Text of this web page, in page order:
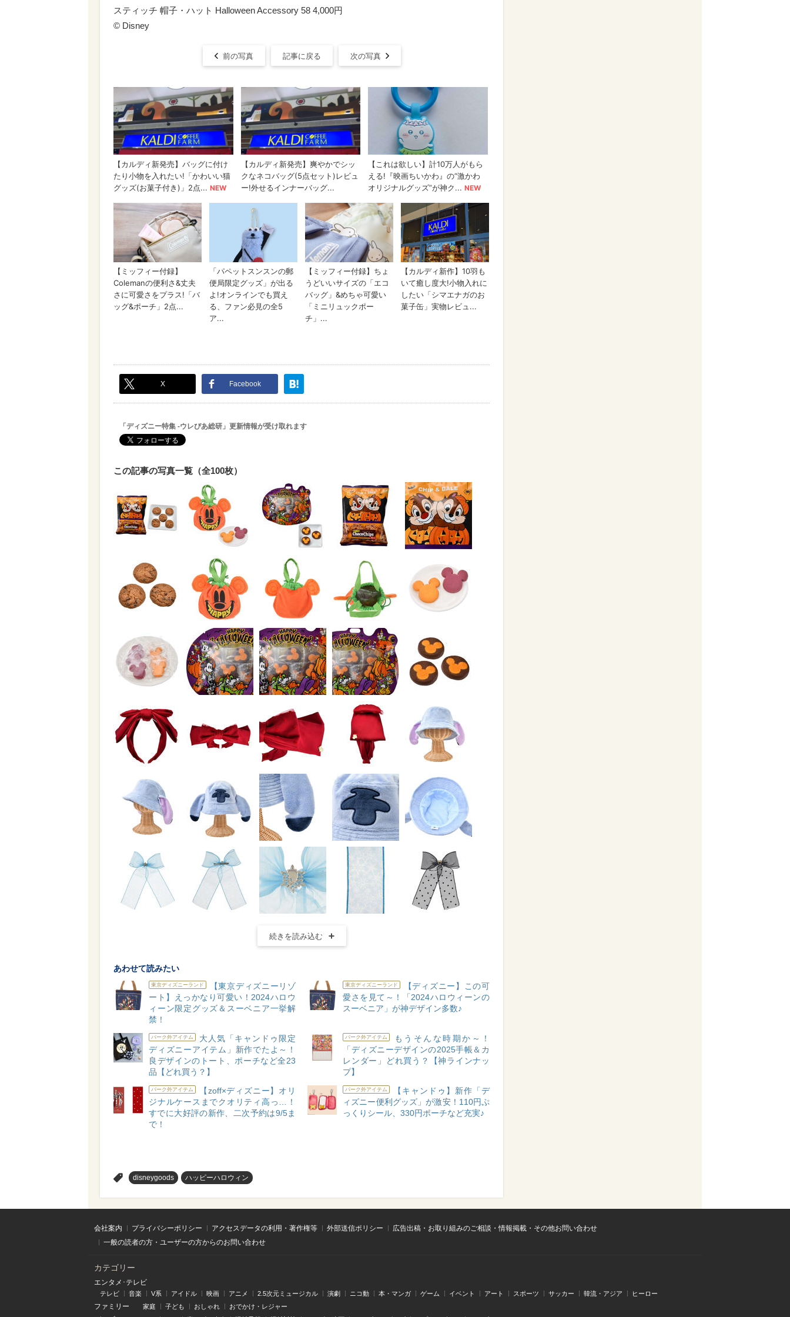
スティッチ 帽子・ハット Halloween Accessory 58 4,000円
© Disney
前の写真 記事に戻る 次の写真
X Facebook
「ディズニー特集 -ウレぴあ総研」更新情報が受け取れます
この記事の写真一覧（全100枚）
続きを読み込む
あわせて読みたい
東京ディズニーランド
【東京ディズニーリゾ
ート】えっかなり可愛い！2024ハロウ
ィーン限定グッズ＆スーベニア一挙解
禁！
東京ディズニーランド
【ディズニー】この可
愛さを見て～！「2024ハロウィーンの
スーベニア」が神デザイン多数♪
パーク外アイテム
大人気「キャンドゥ限定
ディズニーアイテム」新作でたよ～！
良デザインのトート、ポーチなど全23
品【どれ買う？】
パーク外アイテム
もうそんな時期か～！
「ディズニーデザインの2025手帳＆カ
レンダー」どれ買う？【神ラインナッ
プ】
パーク外アイテム
【zoff×ディズニー】オリ
ジナルケースまでクオリティ高っ…！
すでに大好評の新作、二次予約は9/5ま
で！
パーク外アイテム
【キャンドゥ】新作「デ
ィズニー便利グッズ」が激安！110円ぷ
っくりシール、330円ポーチなど充実♪
disneygoods ハッピーハロウィン
会社案内 プライバシーポリシー アクセスデータの利用・著作権等 外部送信ポリシー
広告出稿・お取り組みのご相談・情報掲載・その他お問い合わせ
一般の読者の方・ユーザーの方からのお問い合わせ
カテゴリー
エンタメ･テレビ
テレビ 音楽 V系 アイドル 映画 アニメ 2.5次元ミュージカル 演劇 ニコ動 本・マンガ ゲーム イベント アート スポーツ サッカー 韓流・アジア ヒーロー
ファミリー 家庭 子ども おしゃれ おでかけ・レジャー